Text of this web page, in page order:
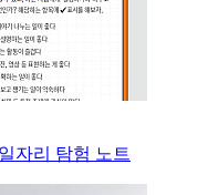
자리 탐험 노트